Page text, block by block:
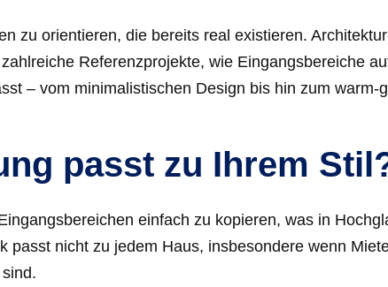
zu orientieren, die bereits real existieren.
Referenzprojekte, wie Eingangsbereiche
– vom minimalistischen Design bis hin zum warm-
passt zu Ihrem
einfach zu kopieren, was in
passt nicht zu jedem Haus, insbesondere wenn